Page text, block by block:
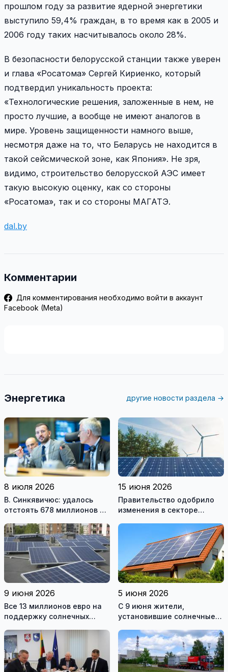
прошлом году за развитие ядерной энергетики
выступило 59,4% граждан, в то время как в 2005 и
2006 году таких насчитывалось около 28%.
В безопасности белорусской станции также уверен
и глава «Росатома» Сергей Кириенко, который
подтвердил уникальность проекта:
«Технологические решения, заложенные в нем, не
просто лучшие, а вообще не имеют аналогов в
мире. Уровень защищенности намного выше,
несмотря даже на то, что Беларусь не находится в
такой сейсмической зоне, как Япония». Не зря,
видимо, строительство белорусской АЭС имеет
такую высокую оценку, как со стороны
«Росатома», так и со стороны МАГАТЭ.
dal.by
Комментарии
Для комментирования необходимо войти в аккаунт
Facebook (Meta)
Энергетика другие новости раздела →
8 июля 2026
В. Синкявичюс: удалось
отстоять 678 миллионов на
15 июня 2026
Правительство одобрило
изменения в секторе
9 июня 2026
Все 13 миллионов евро на
поддержку солнечных
за один день
5 июня 2026
С 9 июня жители,
установившие солнечные
подавать заявки на
получение поддержки